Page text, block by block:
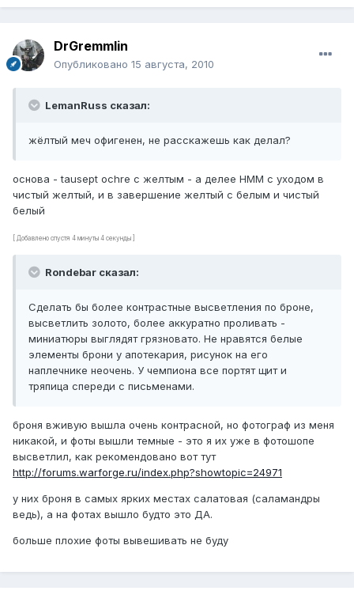
DrGremmlin
Опубликовано 15 августа, 2010
LemanRuss сказал:
жёлтый меч офигенен, не расскажешь как делал?
основа - tausept ochre с желтым - а делее НММ с уходом в
чистый желтый, и в завершение желтый с белым и чистый
белый
[ Добавлено спустя 4 минуты 4 секунды ]
Rondebar сказал:
Сделать бы более контрастные высветления по броне,
высветлить золото, более аккуратно проливать -
миниатюры выглядят грязновато. Не нравятся белые
элементы брони у апотекария, рисунок на его
наплечнике неочень. У чемпиона все портят щит и
тряпица спереди с письменами.
броня вживую вышла очень контрасной, но фотограф из меня
никакой, и фоты вышли темные - это я их уже в фотошопе
высветлил, как рекомендовано вот тут
http://forums.warforge.ru/index.php?showtopic=24971
у них броня в самых ярких местах салатовая (саламандры
ведь), а на фотах вышло будто это ДА.
больше плохие фоты вывешивать не буду